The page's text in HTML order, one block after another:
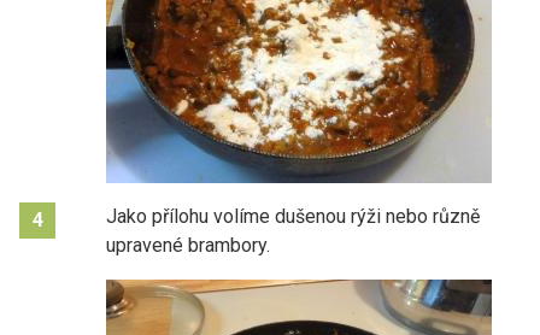
4
Jako přílohu volíme dušenou rýži nebo různě
upravené brambory.